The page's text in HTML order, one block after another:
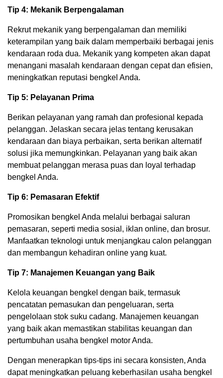
Tip 4: Mekanik Berpengalaman
Rekrut mekanik yang berpengalaman dan memiliki
keterampilan yang baik dalam memperbaiki berbagai jenis
kendaraan roda dua. Mekanik yang kompeten akan dapat
menangani masalah kendaraan dengan cepat dan efisien,
meningkatkan reputasi bengkel Anda.
Tip 5: Pelayanan Prima
Berikan pelayanan yang ramah dan profesional kepada
pelanggan. Jelaskan secara jelas tentang kerusakan
kendaraan dan biaya perbaikan, serta berikan alternatif
solusi jika memungkinkan. Pelayanan yang baik akan
membuat pelanggan merasa puas dan loyal terhadap
bengkel Anda.
Tip 6: Pemasaran Efektif
Promosikan bengkel Anda melalui berbagai saluran
pemasaran, seperti media sosial, iklan online, dan brosur.
Manfaatkan teknologi untuk menjangkau calon pelanggan
dan membangun kehadiran online yang kuat.
Tip 7: Manajemen Keuangan yang Baik
Kelola keuangan bengkel dengan baik, termasuk
pencatatan pemasukan dan pengeluaran, serta
pengelolaan stok suku cadang. Manajemen keuangan
yang baik akan memastikan stabilitas keuangan dan
pertumbuhan usaha bengkel motor Anda.
Dengan menerapkan tips-tips ini secara konsisten, Anda
dapat meningkatkan peluang keberhasilan usaha bengkel